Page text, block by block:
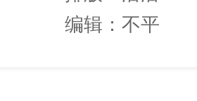
编辑：不平